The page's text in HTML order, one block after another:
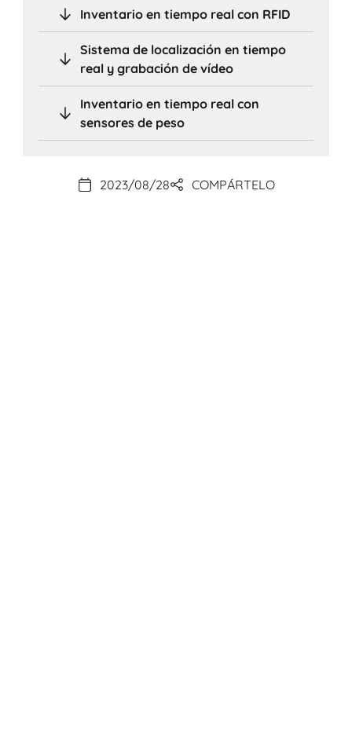
Inventario en tiempo real con RFID
Sistema de localización en tiempo
real y grabación de vídeo
Inventario en tiempo real con
sensores de peso
2023/08/28 COMPÁRTELO